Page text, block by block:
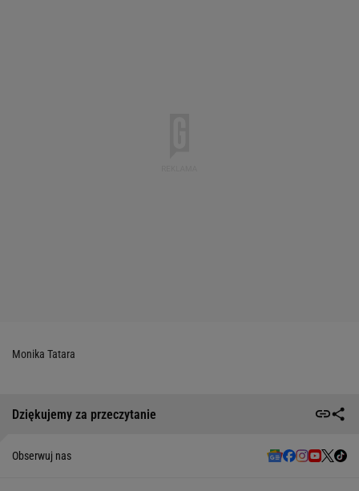
Monika Tatara
Dziękujemy za przeczytanie
Obserwuj nas